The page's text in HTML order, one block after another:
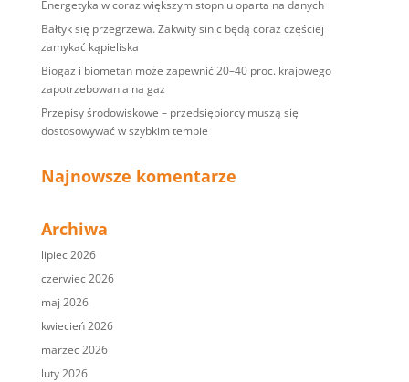
Energetyka w coraz większym stopniu oparta na danych
Bałtyk się przegrzewa. Zakwity sinic będą coraz częściej
zamykać kąpieliska
Biogaz i biometan może zapewnić 20–40 proc. krajowego
zapotrzebowania na gaz
Przepisy środowiskowe – przedsiębiorcy muszą się
dostosowywać w szybkim tempie
Najnowsze komentarze
Archiwa
lipiec 2026
czerwiec 2026
maj 2026
kwiecień 2026
marzec 2026
luty 2026